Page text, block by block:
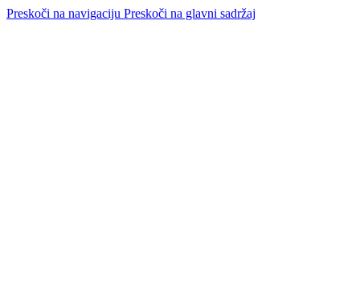
Preskoči na navigaciju Preskoči na glavni sadržaj